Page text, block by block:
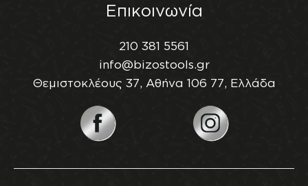
Επικοινωνία
210 381 5561
info@bizostools.gr
Θεμιστοκλέους 37, Αθήνα 106 77, Ελλάδα